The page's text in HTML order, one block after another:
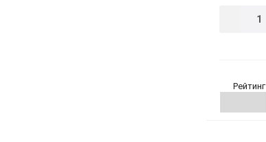
Рейтинг